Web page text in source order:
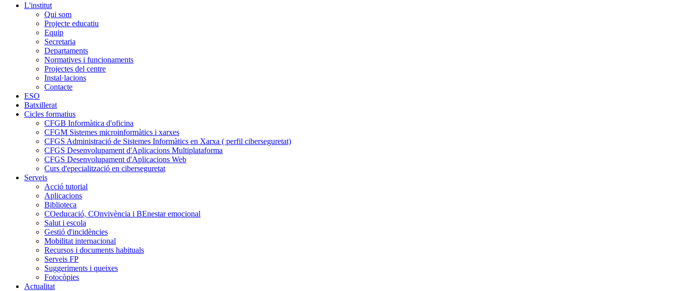
L'institut
Qui som
Projecte educatiu
Equip
Secretaria
Departaments
Normatives i funcionaments
Projectes del centre
Instal·lacions
Contacte
ESO
Batxillerat
Cicles formatius
CFGB Informàtica d'oficina
CFGM Sistemes microinformàtics i xarxes
CFGS Administració de Sistemes Informàtics en Xarxa ( perfil ciberseguretat)
CFGS Desenvolupament d'Aplicacions Multiplataforma
CFGS Desenvolupament d'Aplicacions Web
Curs d'epecialització en ciberseguretat
Serveis
Acció tutorial
Aplicacions
Biblioteca
COeducació, COnvivència i BEnestar emocional
Salut i escola
Gestió d'incidències
Mobilitat internacional
Recursos i documents habituals
Serveis FP
Suggeriments i queixes
Fotocòpies
Actualitat